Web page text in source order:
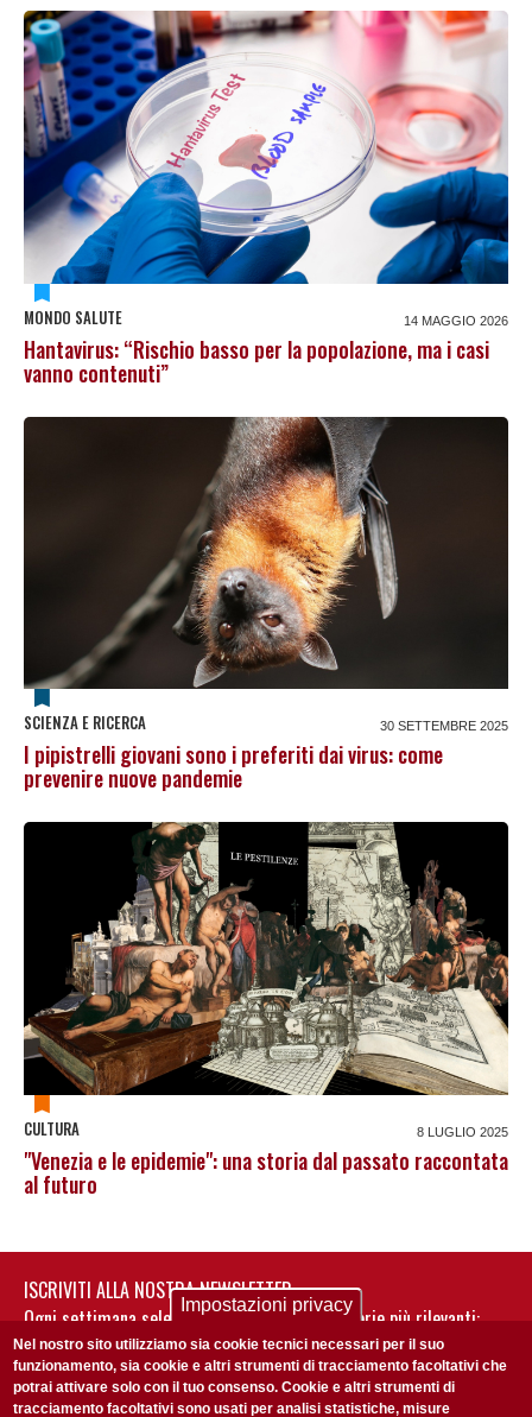
MONDO SALUTE 14 MAGGIO 2026
Hantavirus: “Rischio basso per la popolazione, ma i casi
vanno contenuti”
SCIENZA E RICERCA 30 SETTEMBRE 2025
I pipistrelli giovani sono i preferiti dai virus: come
prevenire nuove pandemie
CULTURA 8 LUGLIO 2025
"Venezia e le epidemie": una storia dal passato raccontata
al futuro
ISCRIVITI ALLA NOSTRA NEWSLETTER
Ogni settimana selezioniamo per te nostre storie più rilevanti:
non perderti gli aggiornamenti della nostra newsletter
Impostazioni privacy
Nel nostro sito utilizziamo sia cookie tecnici necessari per il suo
funzionamento, sia cookie e altri strumenti di tracciamento facoltativi che
potrai attivare solo con il tuo consenso. Cookie e altri strumenti di
tracciamento facoltativi sono usati per analisi statistiche, misure